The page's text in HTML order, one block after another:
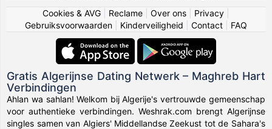
Cookies & AVG
Reclame Over ons Privacy
Gebruiksvoorwaarden
Kinderveiligheid Contact FAQ
Gratis Algerijnse Dating Netwerk – Maghreb Hart
Verbindingen
Ahlan wa sahlan! Welkom bij Algerije's vertrouwde gemeenschap
voor authentieke verbindingen. Weshrak.com brengt Algerijnse
singles samen van Algiers' Middellandse Zeekust tot de Sahara's